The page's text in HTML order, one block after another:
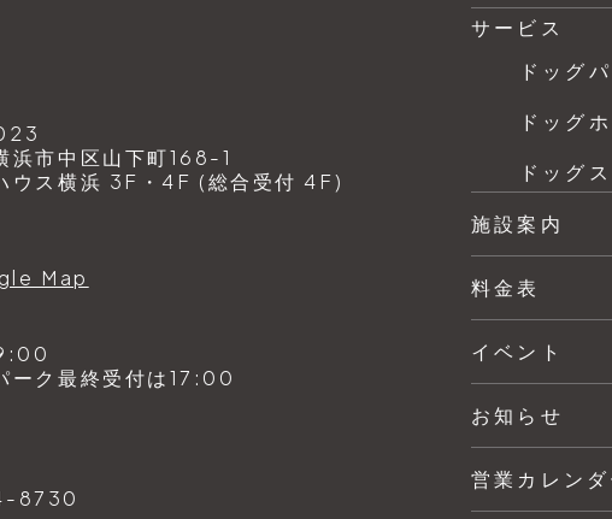
サービス
ドッグ
ドッグ
ドッグ
施設案内
料金表
イベント
お知らせ
営業カレンダ
浜市中区山下町168-1
ウス横浜 3F・4F (総合受付 4F)
Map
ーク最終受付は17:00
8730